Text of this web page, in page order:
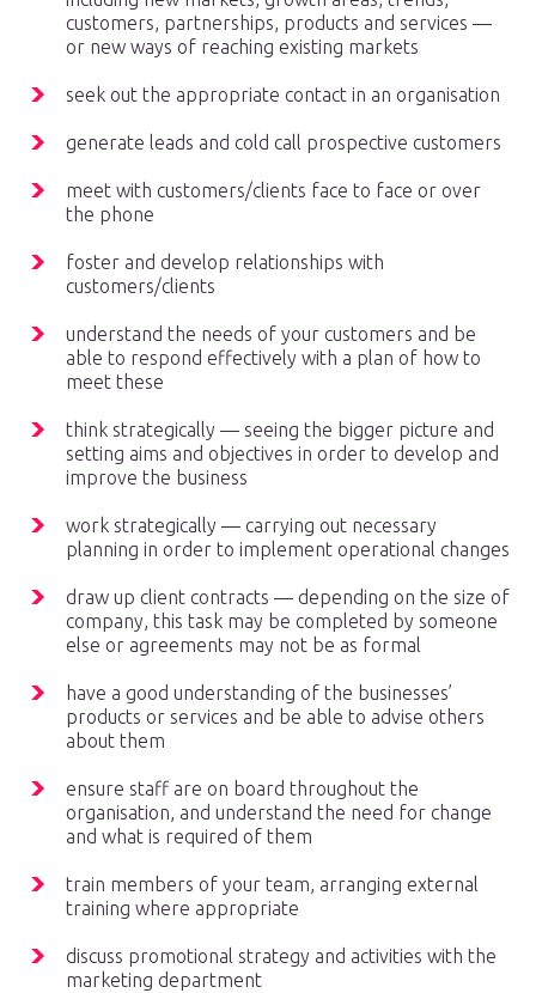
customers, partnerships, products and services —
or new ways of reaching existing markets
seek out the appropriate contact in an organisation
generate leads and cold call prospective customers
meet with customers/clients face to face or over
the phone
foster and develop relationships with
customers/clients
understand the needs of your customers and be
able to respond effectively with a plan of how to
meet these
think strategically — seeing the bigger picture and
setting aims and objectives in order to develop and
improve the business
work strategically — carrying out necessary
planning in order to implement operational changes
draw up client contracts — depending on the size of
company, this task may be completed by someone
else or agreements may not be as formal
have a good understanding of the businesses’
products or services and be able to advise others
about them
ensure staff are on board throughout the
organisation, and understand the need for change
and what is required of them
train members of your team, arranging external
training where appropriate
discuss promotional strategy and activities with the
marketing department